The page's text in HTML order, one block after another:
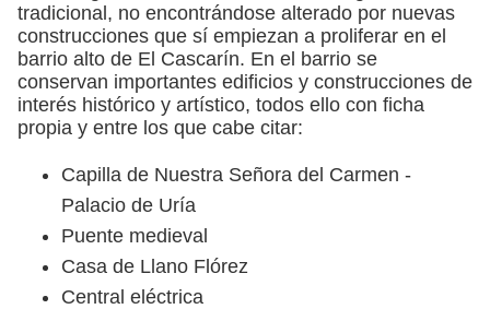
tradicional, no encontrándose alterado por nuevas
construcciones que sí empiezan a proliferar en el
barrio alto de El Cascarín. En el barrio se
conservan importantes edificios y construcciones de
interés histórico y artístico, todos ello con ficha
propia y entre los que cabe citar:
Capilla de Nuestra Señora del Carmen -
Palacio de Uría
Puente medieval
Casa de Llano Flórez
Central eléctrica